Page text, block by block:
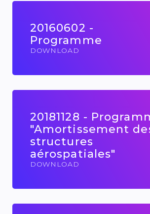
20160602 -
Programme
DOWNLOAD
20181128 -
"Amortissement
structures
aérospatiales"
DOWNLOAD